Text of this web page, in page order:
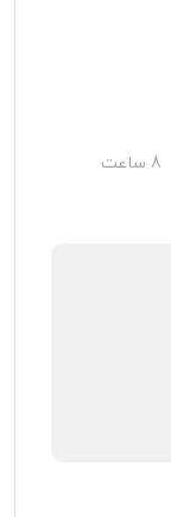
8 ساعت